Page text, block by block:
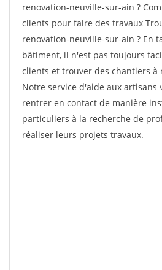
renovation-neuville-sur-ain ?
clients pour faire des travaux
renovation-neuville-sur-ain ? En
bâtiment, il n'est pas toujours
clients et trouver des chantiers à
Notre service d'aide aux artisans
rentrer en contact de manière
particuliers à la recherche de
réaliser leurs projets travaux.